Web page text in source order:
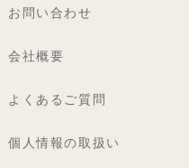
お問い合わせ
会社概要
よくあるご質問
個人情報の取扱い